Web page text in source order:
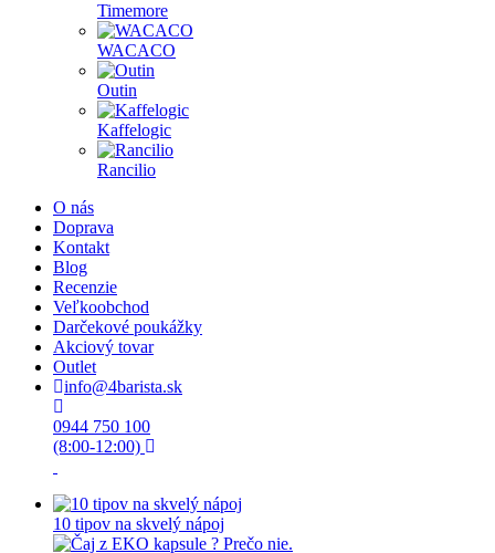
Timemore
WACACO
Outin
Kaffelogic
Rancilio
O nás
Doprava
Kontakt
Blog
Recenzie
Veľkoobchod
Darčekové poukážky
Akciový tovar
Outlet
info@4barista.sk
0944 750 100
(8:00-12:00)
10 tipov na skvelý nápoj